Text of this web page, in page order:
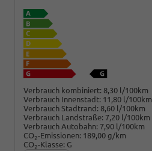
Verbrauch kombiniert: 8,30 l/100km
Verbrauch Innenstadt: 11,80 l/100km
Verbrauch Stadtrand: 8,60 l/100km
Verbrauch Landstraße: 7,20 l/100km
Verbrauch Autobahn: 7,90 l/100km
CO2-Emissionen: 189,00 g/km
CO2-Klasse: G